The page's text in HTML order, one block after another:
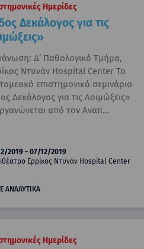
Ημερίδες
Δεκάλογος για τις
Δ’ Παθολογικό Τμήμα,
Ντυνάν Hospital Center To
επιστημονικό σεμινάριο
Δεκάλογος για τις Λοιμώξεις»
από τον Αναπ…
2019 - 07/12/2019
Ερρίκος Ντυνάν Hospital Center
ΑΝΑΛΥΤΙΚΑ
Ημερίδες